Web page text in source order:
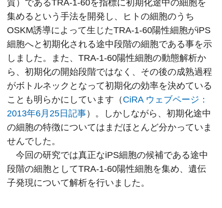
質）であるTRA-1-60を指標に初期化途中の細胞を
集めるという手法を開発し、ヒトの細胞のうち
OSKM誘導によって生じたTRA-1-60陽性細胞がiPS
細胞へと初期化される途中段階の細胞である事を示
しました。また、TRA-1-60陽性細胞の動態解析か
ら、初期化の開始段階ではなく、その後の成熟過程
がボトルネックとなって初期化の効率を決めている
ことも明らかにしています（ CiRA ウェブページ：
2013年6月25日記事）。しかしながら、初期化途中
の細胞の特徴についてはまだほとんど分かっていま
せんでした。
今回の研究では真正なiPS細胞の候補である途中
段階の細胞としてTRA-1-60陽性細胞を集め、遺伝
子発現について解析を行いました。